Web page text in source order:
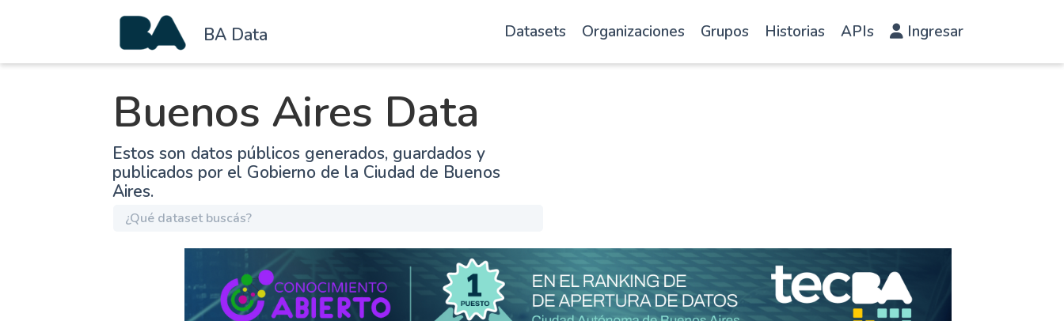
BA Data Datasets Organizaciones Grupos Historias APIs Ingresar
Buenos Aires Data
Estos son datos públicos generados, guardados y
publicados por el Gobierno de la Ciudad de Buenos
Aires.